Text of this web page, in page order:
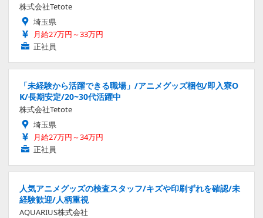
株式会社Tetote
埼玉県
月給27万円～33万円
正社員
「未経験から活躍できる職場」/アニメグッズ梱包/即入寮O
K/長期安定/20~30代活躍中
株式会社Tetote
埼玉県
月給27万円～34万円
正社員
人気アニメグッズの検査スタッフ/キズや印刷ずれを確認/未
経験歓迎/人柄重視
AQUARIUS株式会社